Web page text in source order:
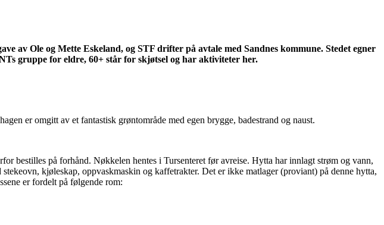
av Ole og Mette Eskeland, og STF drifter på avtale med Sandnes kommune. Stedet egner
gruppe for eldre, 60+ står for skjøtsel og har aktiviteter her.
er omgitt av et fantastisk grøntområde med egen brygge, badestrand og naust.
bestilles på forhånd. Nøkkelen hentes i Tursenteret før avreise. Hytta har innlagt strøm og vann,
kjøleskap, oppvaskmaskin og kaffetrakter. Det er ikke matlager (proviant) på denne hytta,
er fordelt på følgende rom: